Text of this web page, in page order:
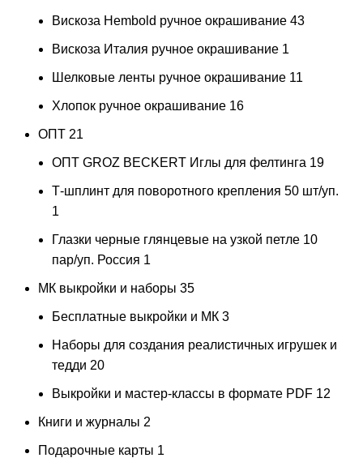
Вискоза Hembold ручное окрашивание 43
Вискоза Италия ручное окрашивание 1
Шелковые ленты ручное окрашивание 11
Хлопок ручное окрашивание 16
ОПТ 21
ОПТ GROZ BECKERT Иглы для фелтинга 19
Т-шплинт для поворотного крепления 50 шт/уп.
1
Глазки черные глянцевые на узкой петле 10
пар/уп. Россия 1
МК выкройки и наборы 35
Бесплатные выкройки и МК 3
Наборы для создания реалистичных игрушек и
тедди 20
Выкройки и мастер-классы в формате PDF 12
Книги и журналы 2
Подарочные карты 1